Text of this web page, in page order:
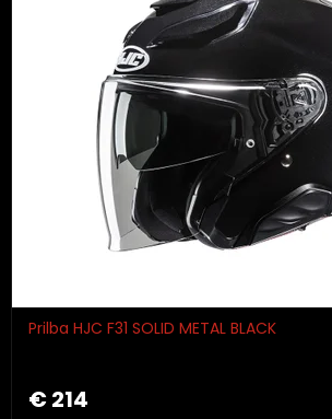
Prilba HJC F31 SOLID METAL BLACK
€ 214